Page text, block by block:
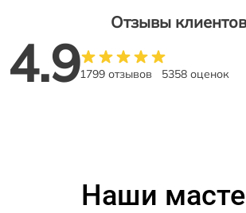
Отзывы клиентов
4.91799 отзывов 5358 оценок
Наши